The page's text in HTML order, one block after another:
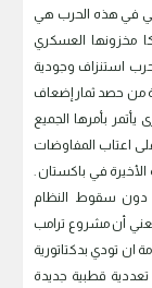
في هذه الحرب هي
مخزونها العسكري
استنزاف وجودية
من حصد ثمار إضعاف
بأمرها الجميع
اعتاب المفاوضات
في باكستان .
دون سقوط النظام
أن مشروع ترامب
ان تودي بدكتاتورية
قطبية جديدة